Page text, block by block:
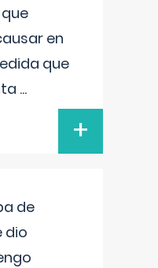
en
que
...
+
de
dio